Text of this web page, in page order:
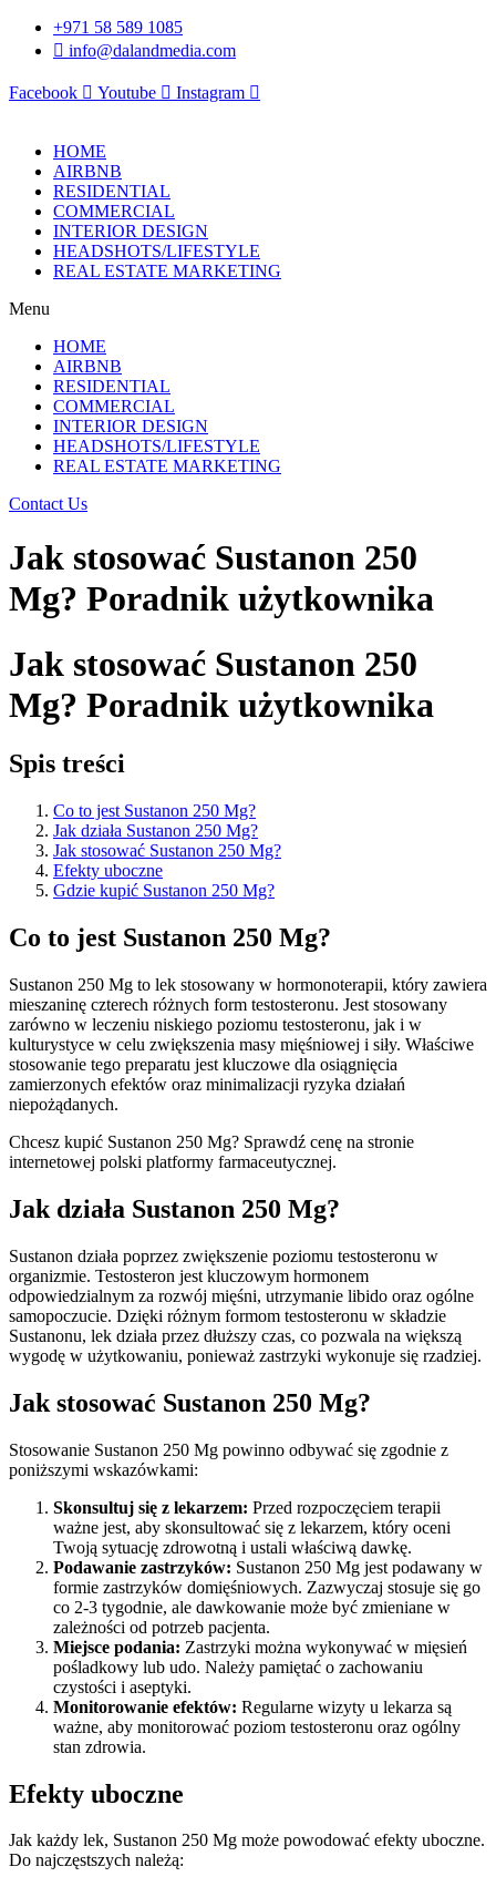
Skip
+971 58 589 1085
info@dalandmedia.com
Facebook Youtube Instagram
HOME
AIRBNB
RESIDENTIAL
COMMERCIAL
INTERIOR DESIGN
HEADSHOTS/LIFESTYLE
REAL ESTATE MARKETING
Menu
HOME
AIRBNB
RESIDENTIAL
COMMERCIAL
INTERIOR DESIGN
HEADSHOTS/LIFESTYLE
REAL ESTATE MARKETING
Contact Us
Jak stosować Sustanon 250
Mg? Poradnik użytkownika
Jak stosować Sustanon 250
Mg? Poradnik użytkownika
Spis treści
Co to jest Sustanon 250 Mg?
Jak działa Sustanon 250 Mg?
Jak stosować Sustanon 250 Mg?
Efekty uboczne
Gdzie kupić Sustanon 250 Mg?
Co to jest Sustanon 250 Mg?
Sustanon 250 Mg to lek stosowany w hormonoterapii, który zawiera
mieszaninę czterech różnych form testosteronu. Jest stosowany
zarówno w leczeniu niskiego poziomu testosteronu, jak i w
kulturystyce w celu zwiększenia masy mięśniowej i siły. Właściwe
stosowanie tego preparatu jest kluczowe dla osiągnięcia
zamierzonych efektów oraz minimalizacji ryzyka działań
niepożądanych.
Chcesz kupić Sustanon 250 Mg? Sprawdź cenę na stronie
internetowej polski platformy farmaceutycznej.
Jak działa Sustanon 250 Mg?
Sustanon działa poprzez zwiększenie poziomu testosteronu w
organizmie. Testosteron jest kluczowym hormonem
odpowiedzialnym za rozwój mięśni, utrzymanie libido oraz ogólne
samopoczucie. Dzięki różnym formom testosteronu w składzie
Sustanonu, lek działa przez dłuższy czas, co pozwala na większą
wygodę w użytkowaniu, ponieważ zastrzyki wykonuje się rzadziej.
Jak stosować Sustanon 250 Mg?
Stosowanie Sustanon 250 Mg powinno odbywać się zgodnie z
poniższymi wskazówkami:
Skonsultuj się z lekarzem: Przed rozpoczęciem terapii
ważne jest, aby skonsultować się z lekarzem, który oceni
Twoją sytuację zdrowotną i ustali właściwą dawkę.
Podawanie zastrzyków: Sustanon 250 Mg jest podawany w
formie zastrzyków domięśniowych. Zazwyczaj stosuje się go
co 2-3 tygodnie, ale dawkowanie może być zmieniane w
zależności od potrzeb pacjenta.
Miejsce podania: Zastrzyki można wykonywać w mięsień
pośladkowy lub udo. Należy pamiętać o zachowaniu
czystości i aseptyki.
Monitorowanie efektów: Regularne wizyty u lekarza są
ważne, aby monitorować poziom testosteronu oraz ogólny
stan zdrowia.
Efekty uboczne
Jak każdy lek, Sustanon 250 Mg może powodować efekty uboczne.
Do najczęstszych należą: